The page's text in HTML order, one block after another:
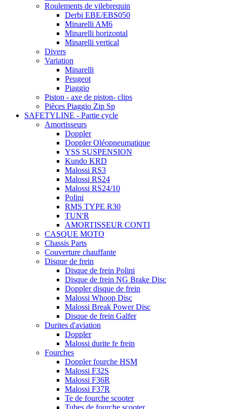
Roulements de vilebrequin
Derbi EBE/EBS050
Minarelli AM6
Minarelli horizontal
Minarelli vertical
Divers
Variation
Minarelli
Peugeot
Piaggio
Piston - axe de piston- clips
Pièces Piaggio Zip Sp
SAFETYLINE - Partie cycle
Amortisseurs
Doppler
Doppler Oléopneumatique
YSS SUSPENSION
Kundo KRD
Malossi RS3
Malossi RS24
Malossi RS24/10
Polini
RMS TYPE R30
TUN'R
AMORTISSEUR CONTI
CASQUE MOTO
Chassis Parts
Couverture chauffante
Disque de frein
Disque de frein Polini
Disque de frein NG Brake Disc
Doppler disque de frein
Malossi Whoop Disc
Malossi Break Power Disc
Disque de frein Galfer
Durites d'aviation
Doppler
Malossi durite fe frein
Fourches
Doppler fourche HSM
Malossi F32S
Malossi F36R
Malossi F37R
Te de fourche scooter
Tubes de fourche scooter